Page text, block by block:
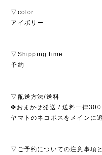
▽color
アイボリー
▽Shipping time
予約
▽配送方法/送料
✤おまかせ発送 / 送料一律300
ヤマトのネコポスをメインに
▽ご予約についての注意事項